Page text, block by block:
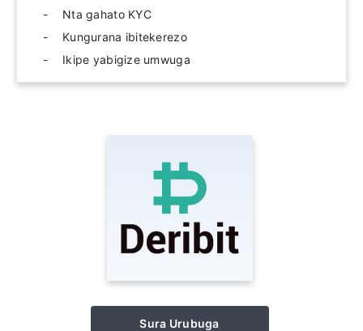
Nta gahato KYC
Kungurana ibitekerezo
Ikipe yabigize umwuga
Sura Urubuga